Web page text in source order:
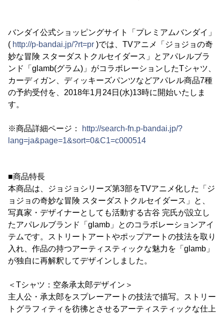
バンダイ公式ショッピングサイト「プレミアムバンダイ」
( http://p-bandai.jp/?rt=pr )では、TVアニメ「ジョジョの奇
妙な冒険 スターダストクルセイダース」とアパレルブラ
ンド「glamb(グラム)」がコラボレーションしたTシャツ、
カーディガン、ディッキーズパンツなどアパレル商品7種
の予約受付を、2018年1月24日(水)13時に開始いたしま
す。
※商品詳細ページ：
http://search-fn.p-bandai.jp/?
lang=ja&page=1&sort=0&C1=c000514
■商品特長
本商品は、ジョジョシリーズ第3部をTVアニメ化した「ジ
ョジョの奇妙な冒険 スターダストクルセイダース」と、
写真家・デザイナーとしても活動する古谷 完氏が設立し
たアパレルブランド「glamb」とのコラボレーションアイ
テムです。ストリートアートやポップアートの技法を取り
入れ、作品の持つアーティスティックな魅力を「glamb」
が独自に再解釈してデザインしました。
＜Tシャツ：空条承太郎デザイン＞
主人公・承太郎をスプレーアートの技法で描写。ストリー
トグラフィティを彷彿とさせるアーティスティックな仕上